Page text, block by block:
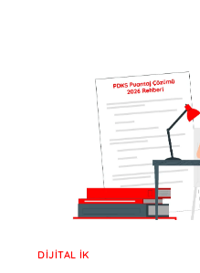
DIJITAL İK